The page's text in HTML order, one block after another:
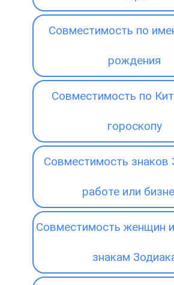
Совместимость по
рождения
Совместимость по
гороскопу
Совместимость знаков
работе или
Совместимость женщин
знакам